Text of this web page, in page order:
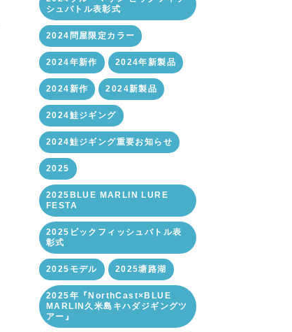
シュバトル表彰式
2024問屋限定カラー
2024年新作 2024年新製品
2024新作 2024新製品
2024鮭ジギング
2024鮭ジギング重要お知らせ
2025
2025BLUE MARLIN LURE
FESTA
2025ビックフィッシュバトル表
彰式
2025モデル 2025塘路湖
2025年『NorthCast×BLUE
MARLIN久米島キハダジギングツ
アー』